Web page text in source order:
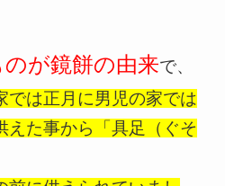
が鏡餅の由来で、
では正月に男児の家では
えた事から「具足（ぐそ